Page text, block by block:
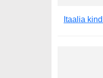
Itaalia